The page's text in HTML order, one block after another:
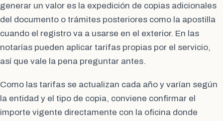
generar un valor es la expedición de copias adicionales
del documento o trámites posteriores como la apostilla
cuando el registro va a usarse en el exterior. En las
notarías pueden aplicar tarifas propias por el servicio,
así que vale la pena preguntar antes.
Como las tarifas se actualizan cada año y varían según
la entidad y el tipo de copia, conviene confirmar el
importe vigente directamente con la oficina donde